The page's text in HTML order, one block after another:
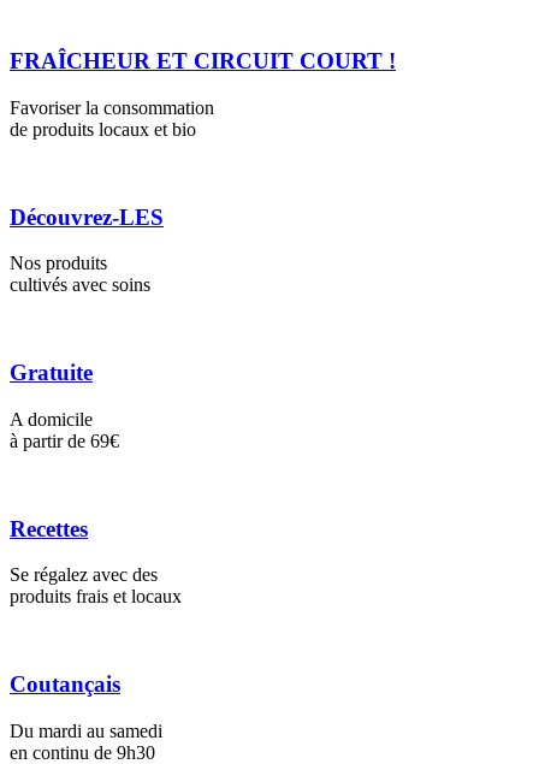
FRAÎCHEUR ET CIRCUIT COURT !
Favoriser la consommation
de produits locaux et bio
Découvrez-LES
Nos produits
cultivés avec soins
Gratuite
A domicile
à partir de 69€
Recettes
Se régalez avec des
produits frais et locaux
Coutançais
Du mardi au samedi
en continu de 9h30